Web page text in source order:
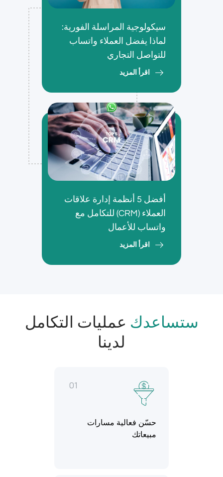
سيكولوجية المراسلة الفورية:
لماذا يفضل العملاء واتساب
للتواصل التجاري
اقرأ المزيد
أفضل 5 أنظمة إدارة علاقات
العملاء (CRM) للتكامل مع
واتساب للأعمال
اقرأ المزيد
ستساعدك عمليات التكامل
لدينا
01
حسّن فعالية مسارات
مبيعاتك